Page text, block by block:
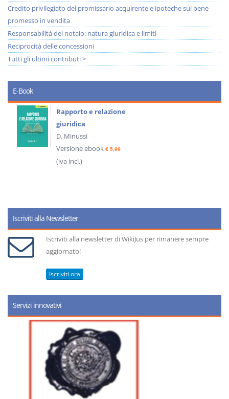
Credito privilegiato del promissario acquirente e ipoteche sul bene
promesso in vendita
Responsabilità del notaio: natura giuridica e limiti
Reciprocità delle concessioni
Tutti gli ultimi contributi >
E-Book
Rapporto e relazione
giuridica
D. Minussi
Versione ebook € 5,99
(iva incl.)
Iscriviti alla Newsletter
Iscriviti alla newsletter di WikiJus per rimanere sempre
aggiornato!
Iscriviti ora
Servizi innovativi